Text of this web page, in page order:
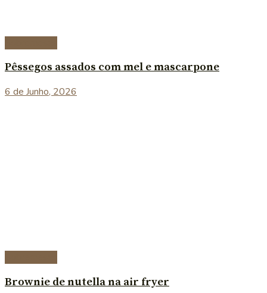
Pêssegos assados com mel e mascarpone
6 de Junho, 2026
Brownie de nutella na air fryer